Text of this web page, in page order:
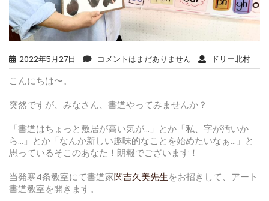
2022年5月27日 コメントはまだありません ドリー北村
こんにちは〜。
突然ですが、みなさん、書道やってみませんか？
「書道はちょっと敷居が高い気が…」とか「私、字が汚いか
ら…」とか「なんか新しい趣味的なことを始めたいなぁ…」と
思っているそこのあなた！朗報でございます！
当発寒4条教室にて書道家関吉久美先生をお招きして、アート
書道教室を開きます。